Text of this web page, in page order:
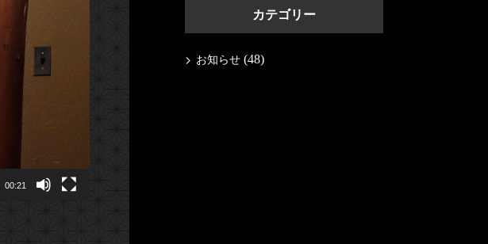
00:21
カテゴリー
お知らせ (48)